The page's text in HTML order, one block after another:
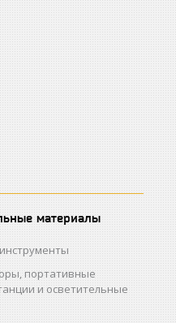
материалы
портативные
и осветительные